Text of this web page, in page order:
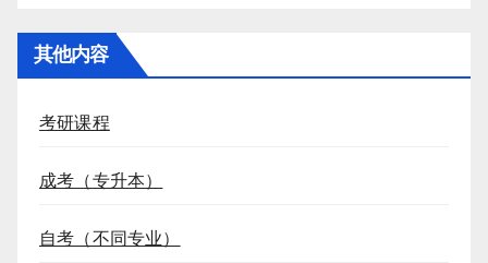
其他内容
考研课程
成考（专升本）
自考（不同专业）